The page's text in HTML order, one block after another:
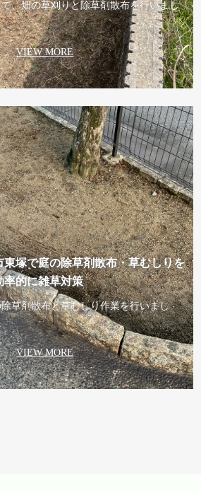
、畑の草刈りと除草剤散布を行いまし
VIEW MORE
東塚で庭の除草剤散布・草むしりを
率的に雑草対策
草剤散布と草むしり作業を行いまし
VIEW MORE